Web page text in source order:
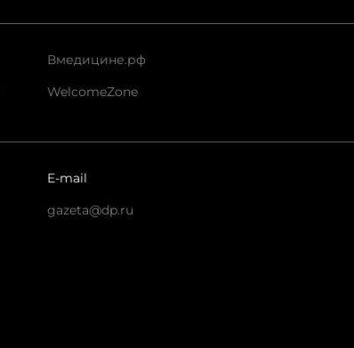
Вмедицине.рф
WelcomeZone
E-mail
gazeta@dp.ru